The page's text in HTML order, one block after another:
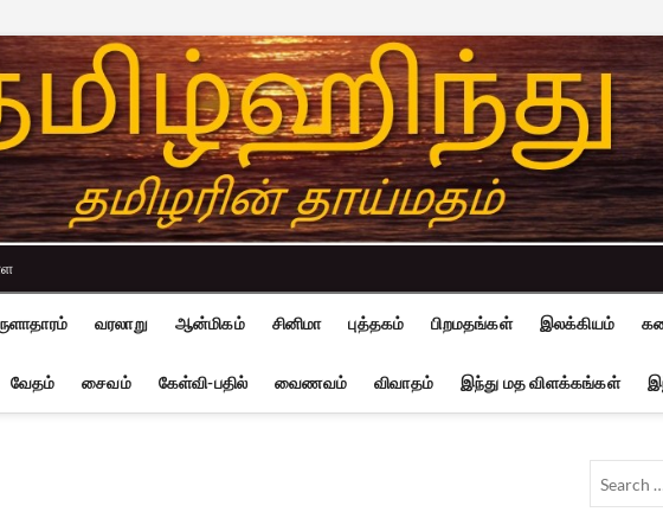
வரலாறு ஆன்மிகம் சினிமா புத்தகம் பிறமதங்கள் இலக்கியம்
வேதம் சைவம் கேள்வி-பதில் வைணவம் விவாதம் இந்து மத விளக்கங்கள்